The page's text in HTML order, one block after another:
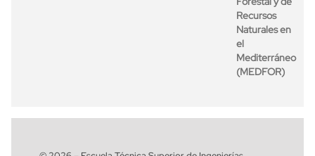
Recursos
Naturales en
el
Mediterráneo
(MEDFOR)